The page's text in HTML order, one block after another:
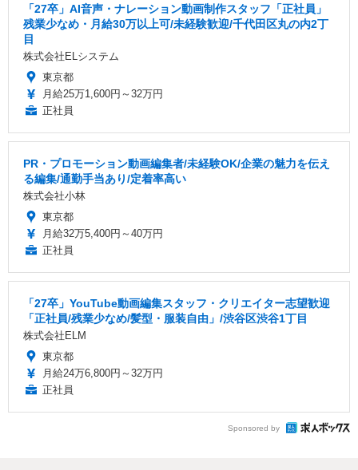
「27卒」AI音声・ナレーション動画制作スタッフ「正社員」
残業少なめ・月給30万以上可/未経験歓迎/千代田区丸の内2丁
目
株式会社ELシステム
東京都
月給25万1,600円～32万円
正社員
PR・プロモーション動画編集者/未経験OK/企業の魅力を伝え
る編集/通勤手当あり/定着率高い
株式会社小林
東京都
月給32万5,400円～40万円
正社員
「27卒」YouTube動画編集スタッフ・クリエイター志望歓迎
「正社員/残業少なめ/髪型・服装自由」/渋谷区渋谷1丁目
株式会社ELM
東京都
月給24万6,800円～32万円
正社員
Sponsored by